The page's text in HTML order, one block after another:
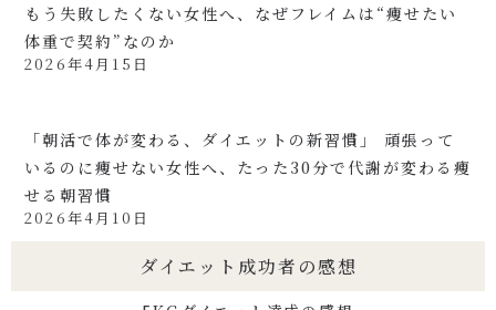
もう失敗したくない女性へ、なぜフレイムは“痩せたい
体重で契約”なのか
2026年4月15日
「朝活で体が変わる、ダイエットの新習慣」 頑張って
いるのに痩せない女性へ、たった30分で代謝が変わる痩
せる朝習慣
2026年4月10日
ダイエット成功者の感想